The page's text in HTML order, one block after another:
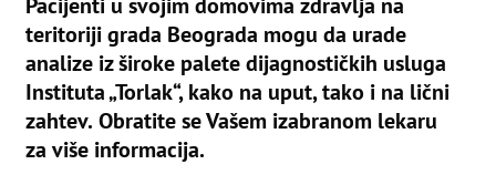
teritoriji grada Beograda mogu da urade
analize iz široke palete dijagnostičkih usluga
Instituta „Torlak“, kako na uput, tako i na lični
zahtev. Obratite se Vašem izabranom lekaru
za više informacija.